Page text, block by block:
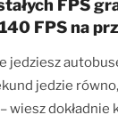
FPS
FPS na
jedziesz
jedzie
wiesz dokładnie